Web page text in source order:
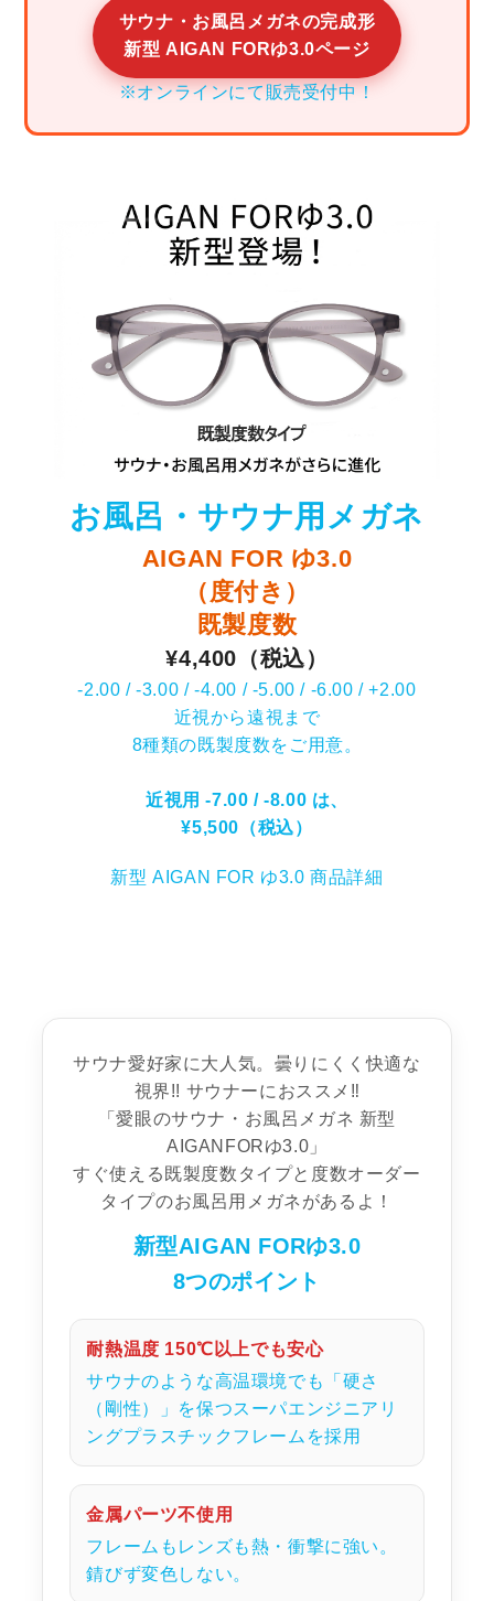
サウナ・お風呂メガネの完成形
新型 AIGAN FORゆ3.0ページ
※オンラインにて販売受付中！
お風呂・サウナ用メガネ
AIGAN FOR ゆ3.0
（度付き）
既製度数
¥4,400（税込）
-2.00 / -3.00 / -4.00 / -5.00 / -6.00 / +2.00
近視から遠視まで
8種類の既製度数をご用意。
近視用 -7.00 / -8.00 は、
¥5,500（税込）
新型 AIGAN FOR ゆ3.0 商品詳細
サウナ愛好家に大人気。曇りにくく快適な
視界!! サウナーにおススメ‼
「愛眼のサウナ・お風呂メガネ 新型
AIGANFORゆ3.0」
すぐ使える既製度数タイプと度数オーダー
タイプのお風呂用メガネがあるよ！
新型AIGAN FORゆ3.0
8つのポイント
耐熱温度 150℃以上でも安心
サウナのような高温環境でも「硬さ
（剛性）」を保つスーパエンジニアリ
ングプラスチックフレームを採用
金属パーツ不使用
フレームもレンズも熱・衝撃に強い。
錆びず変色しない。